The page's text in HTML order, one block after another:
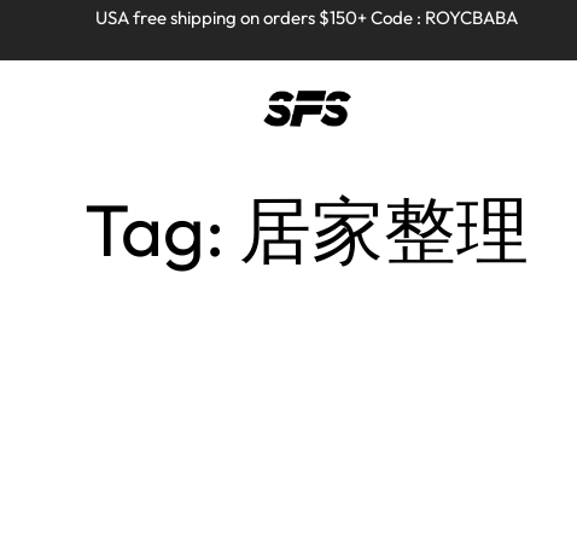
Full refund on any products!
USA free shipping on orders $150+ Code : ROYCBABA
Full refund on any products!
USA free shipping on orders $150+ Code : ROYCBABA
Tag: 居家整理